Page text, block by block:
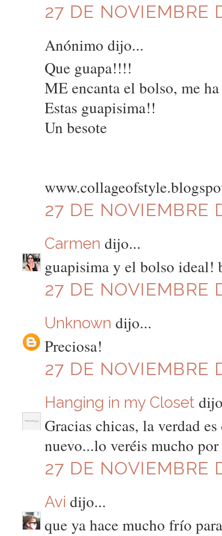
27 DE NOVIEMBRE
Anónimo dijo...
Que guapa!!!!
ME encanta el bolso, me
Estas guapisima!!
Un besote
27 DE NOVIEMBRE
Carmen dijo...
guapisima y el bolso ideal!
27 DE NOVIEMBRE
Unknown dijo...
Preciosa!
27 DE NOVIEMBRE
Hanging in my Closet
Gracias chicas, la verdad
nuevo...lo veréis mucho
27 DE NOVIEMBRE
Avi dijo...
que ya hace mucho frío